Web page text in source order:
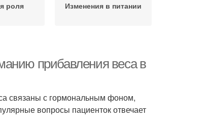
роля Изменения в питании
прибавления веса в
связаны с гормональным фоном,
вопросы пациенток отвечает